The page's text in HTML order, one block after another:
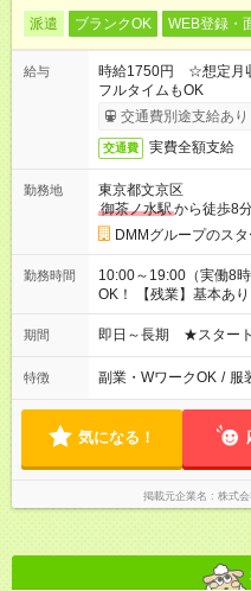
派遣 ブランクOK WEB登録・
給与
時給1750円 ☆想定月
フルタイムもOK
交通費別途支給あり
交通費 実費全額支給
勤務地
東京都文京区
御茶ノ水駅から徒歩8
DMMグループのス
勤務時間
10:00～19:00（実働8
OK！ 【残業】基本あ
期間 即日～長期 ★スタート
特徴 副業・WワークOK / 服
気になる！
掲載元企業名 株式